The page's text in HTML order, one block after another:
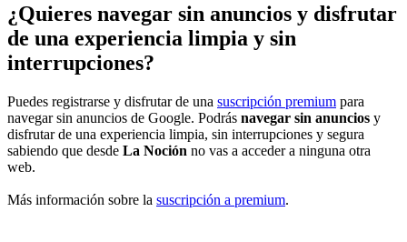
¿Quieres navegar sin anuncios y disfrutar
de una experiencia limpia y sin
interrupciones?
Puedes registrarse y disfrutar de una suscripción premium para
navegar sin anuncios de Google. Podrás navegar sin anuncios y
disfrutar de una experiencia limpia, sin interrupciones y segura
sabiendo que desde La Noción no vas a acceder a ninguna otra
web.
Más información sobre la suscripción a premium.